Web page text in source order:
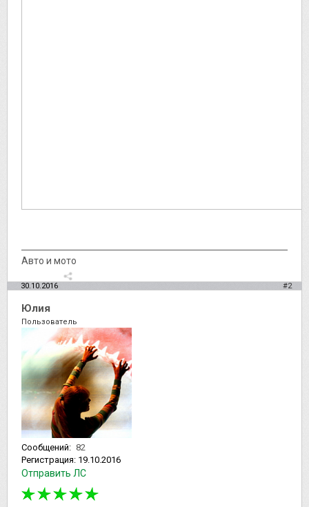
Авто и мото
30.10.2016 #2
Юлия
Пользователь
Сообщений: 82
Регистрация: 19.10.2016
Отправить ЛС